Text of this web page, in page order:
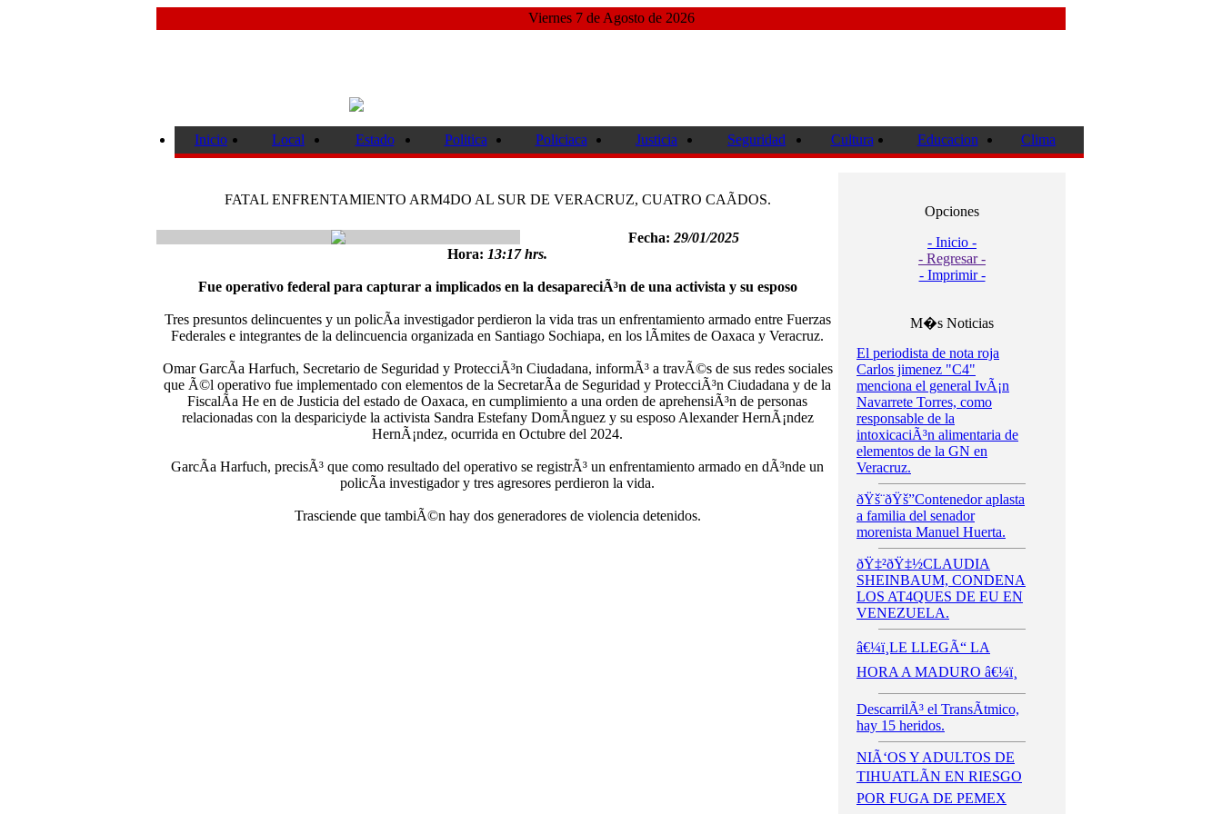
Viernes 7 de Agosto de 2026
Inicio Local Estado Politica Policiaca Justicia Seguridad Cultura Educacion Clima
FATAL ENFRENTAMIENTO ARM4DO AL SUR DE VERACRUZ, CUATRO CAÃDOS.
Fecha: 29/01/2025
Hora: 13:17 hrs.
Fue operativo federal para capturar a implicados en la desapareciÃ³n de una activista y su esposo
Tres presuntos delincuentes y un policÃ­a investigador perdieron la vida tras un enfrentamiento armado entre Fuerzas
Federales e integrantes de la delincuencia organizada en Santiago Sochiapa, en los lÃ­mites de Oaxaca y Veracruz.
Omar GarcÃ­a Harfuch, Secretario de Seguridad y ProtecciÃ³n Ciudadana, informÃ³ a travÃ©s de sus redes sociales
que Ã©l operativo fue implementado con elementos de la SecretarÃ­a de Seguridad y ProtecciÃ³n Ciudadana y de la
FiscalÃ­a He en de Justicia del estado de Oaxaca, en cumplimiento a una orden de aprehensiÃ³n de personas
relacionadas con la despariciyde la activista Sandra Estefany DomÃ­nguez y su esposo Alexander HernÃ¡ndez
HernÃ¡ndez, ocurrida en Octubre del 2024.
GarcÃ­a Harfuch, precisÃ³ que como resultado del operativo se registrÃ³ un enfrentamiento armado en dÃ³nde un
policÃ­a investigador y tres agresores perdieron la vida.
Trasciende que tambiÃ©n hay dos generadores de violencia detenidos.
Opciones
- Inicio -
- Regresar -
- Imprimir -
M�s Noticias
El periodista de nota roja
Carlos jimenez "C4"
menciona el general IvÃ¡n
Navarrete Torres, como
responsable de la
intoxicaciÃ³n alimentaria de
elementos de la GN en
Veracruz.
ðŸš¨ðŸš”Contenedor aplasta
a familia del senador
morenista Manuel Huerta.
ðŸ‡²ðŸ‡½CLAUDIA
SHEINBAUM, CONDENA
LOS AT4QUES DE EU EN
VENEZUELA.
â€¼ï¸LE LLEGÃ“ LA
HORA A MADURO â€¼ï¸
DescarrilÃ³ el TransÃ­tmico,
hay 15 heridos.
NIÃ‘OS Y ADULTOS DE
TIHUATLÃN EN RIESGO
POR FUGA DE PEMEX